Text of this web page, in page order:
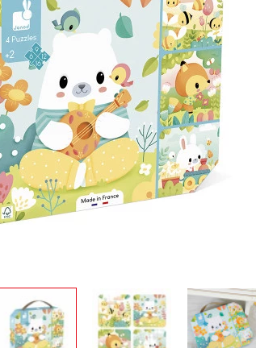
BABY &
KLEINKINDSPIELZEUG
ROLLENSPIEL
SPIELWELTEN
OUTDOOR
TAFEL, MÖBEL &
DEKORATIONEN
LOSE STÜCKE